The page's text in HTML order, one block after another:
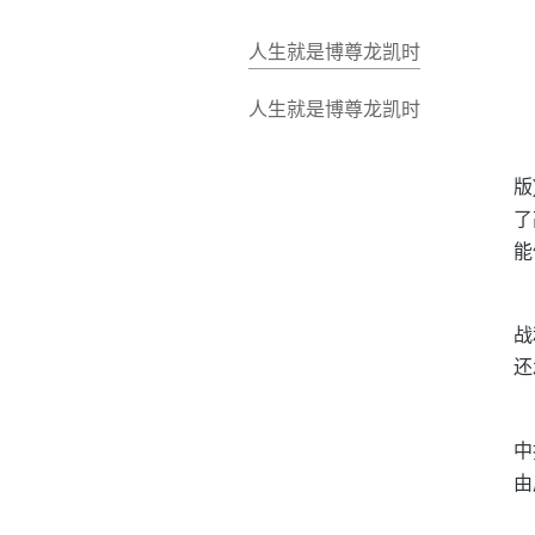
人生就是博尊龙凯时
人生就是博尊龙凯时